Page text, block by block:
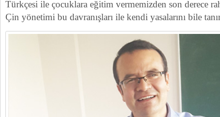
Türkçesi ile çocuklara eğitim vermemizden son derece
Çin yönetimi bu davranışları ile kendi yasalarını bile